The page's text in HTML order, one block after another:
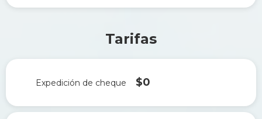
Tarifas
Expedición de cheque $0